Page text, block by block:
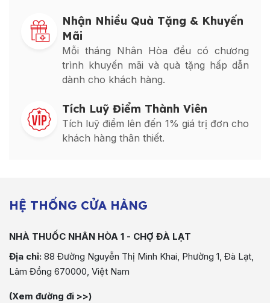
Nhận Nhiều Quà Tặng & Khuyến
Mãi
Mỗi tháng Nhân Hòa đều có chương
trình khuyến mãi và quà tặng hấp dẫn
dành cho khách hàng.
Tích Luỹ Điểm Thành Viên
Tích luỹ điểm lên đến 1% giá trị đơn cho
khách hàng thân thiết.
HỆ THỐNG CỬA HÀNG
NHÀ THUỐC NHÂN HÒA 1 - CHỢ ĐÀ LẠT
Địa chỉ: 88 Đường Nguyễn Thị Minh Khai, Phường 1, Đà Lạt,
Lâm Đồng 670000, Việt Nam
(Xem đường đi >>)